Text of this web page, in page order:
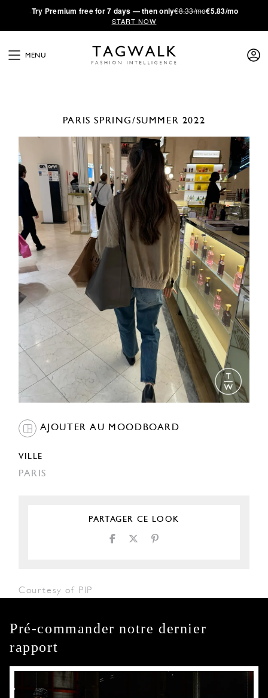
·Try Premium free for 7 days — then only€8.33/mo€5.83/mo
START NOW
MENU
PARIS SPRING/SUMMER 2022
AJOUTER AU MOODBOARD
VILLE
PARIS
PARTAGER CE LOOK
Courtesy of PIP
Pré-commander notre dernier
rapport